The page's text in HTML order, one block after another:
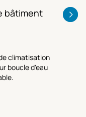
bâtiment
climatisation
boucle d'eau